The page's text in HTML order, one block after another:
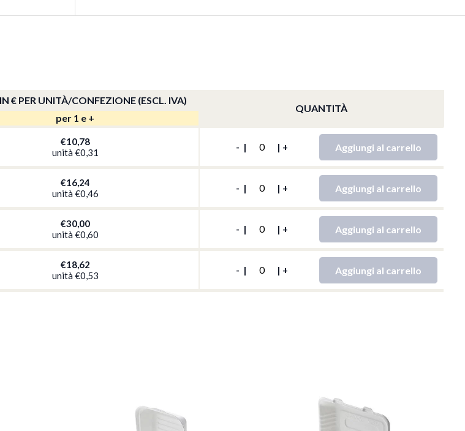
€ PER UNITÀ/CONFEZIONE (ESCL. IVA)
QUANTITÀ
per 1 e +
€10,78
unità €0,31
- | | + Aggiungi al carrello
€16,24
unità €0,46
- | | + Aggiungi al carrello
€30,00
unità €0,60
- | | + Aggiungi al carrello
€18,62
unità €0,53
- | | + Aggiungi al carrello